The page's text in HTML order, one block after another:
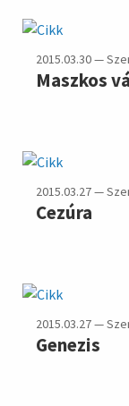
2015.03.30 —
Maszkos
2015.03.27 —
Cezúra
2015.03.27 —
Genezis